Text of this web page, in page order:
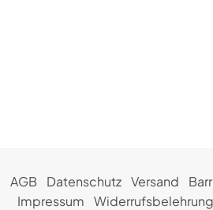
AGB Datenschutz Versand
Impressum
Widerrufsbelehrung